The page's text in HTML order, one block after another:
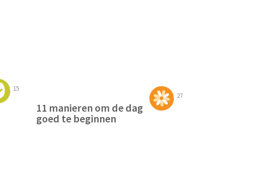
15
27
11 manieren om de dag
goed te beginnen